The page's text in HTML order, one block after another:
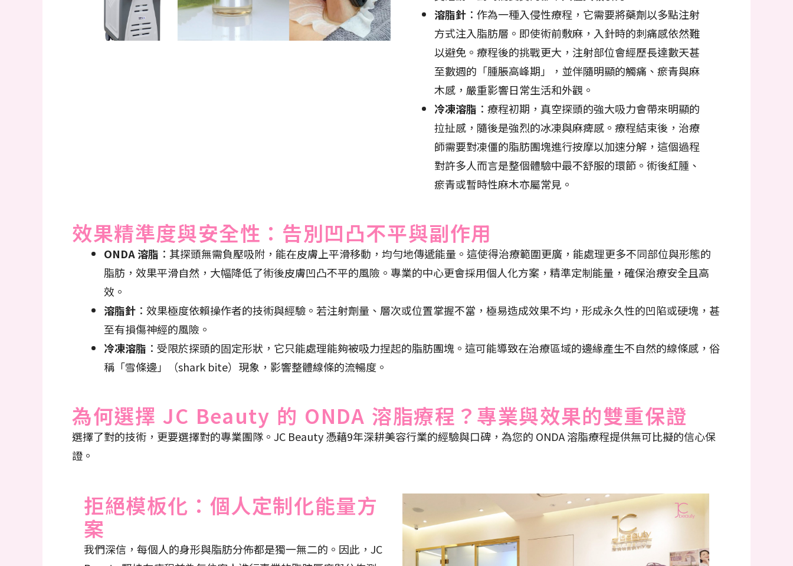
溶脂針 ：作為一種入侵性療程，它需要將藥劑以多點注射
方式注入脂肪層。即使術前敷麻，入針時的刺痛感依然難
以避免。療程後的挑戰更大，注射部位會經歷長達數天甚
至數週的「腫脹高峰期」，並伴隨明顯的觸痛、瘀青與麻
木感，嚴重影響日常生活和外觀。
冷凍溶脂 ：療程初期，真空探頭的強大吸力會帶來明顯的
拉扯感，隨後是強烈的冰凍與麻痺感。療程結束後，治療
師需要對凍僵的脂肪團塊進行按摩以加速分解，這個過程
對許多人而言是整個體驗中最不舒服的環節。術後紅腫、
瘀青或暫時性麻木亦屬常見。
效果精準度與安全性：告別凹凸不平與副作用
ONDA 溶脂 ：其探頭無需負壓吸附，能在皮膚上平滑移動，均勻地傳遞能量。這使得治療範圍更廣，能處理更多不同部位與形態的
脂肪，效果平滑自然，大幅降低了術後皮膚凹凸不平的風險。專業的中心更會採用個人化方案，精準定制能量，確保治療安全且高
效。
溶脂針 ：效果極度依賴操作者的技術與經驗。若注射劑量、層次或位置掌握不當，極易造成效果不均，形成永久性的凹陷或硬塊，甚
至有損傷神經的風險。
冷凍溶脂 ：受限於探頭的固定形狀，它只能處理能夠被吸力捏起的脂肪團塊。這可能導致在治療區域的邊緣產生不自然的線條感，俗
稱「雪條邊」（shark bite）現象，影響整體線條的流暢度。
為何選擇 JC Beauty 的 ONDA 溶脂療程？專業與效果的雙重保證
選擇了對的技術，更要選擇對的專業團隊。JC Beauty 憑藉9年深耕美容行業的經驗與口碑，為您的 ONDA 溶脂療程提供無可比擬的信心保
證。
拒絕模板化：個人定制化能量方
案
我們深信，每個人的身形與脂肪分佈都是獨一無二的。因此，JC